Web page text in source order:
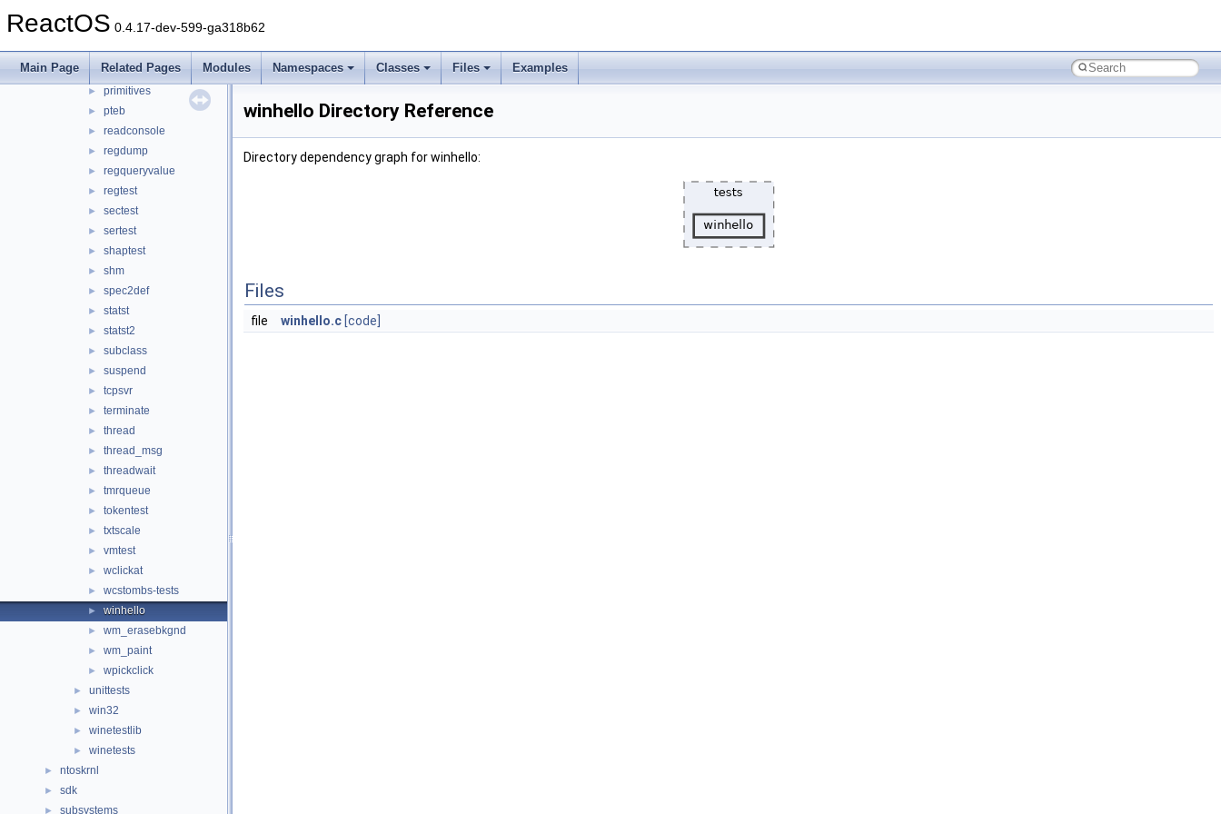
ReactOS 0.4.17-dev-599-ga318b62
Main Page Related Pages Modules Namespaces Classes Files Examples
► parttest
► polytest
popupmenu
► primitives
► pteb
► readconsole
► regdump
► regqueryvalue
► regtest
► sectest
► sertest
► shaptest
► shm
► spec2def
► statst
► statst2
► subclass
► suspend
► tcpsvr
► terminate
► thread
► thread_msg
► threadwait
► tmrqueue
► tokentest
► txtscale
► vmtest
► wclickat
► wcstombs-tests
► winhello
► wm_erasebkgnd
► wm_paint
► wpickclick
► unittests
► win32
► winetestlib
► winetests
► ntoskrnl
► sdk
► subsystems
winhello Directory Reference
Directory dependency graph for winhello:
Files
file winhello.c [code]